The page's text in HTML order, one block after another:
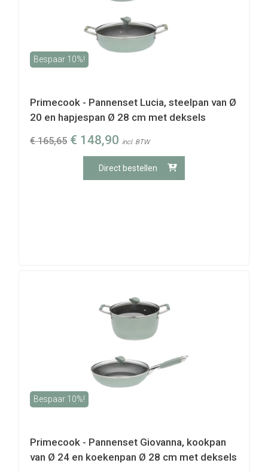
Bespaar 10%!
Primecook - Pannenset Lucia, steelpan van Ø
20 en hapjespan Ø 28 cm met deksels
€ 165,65 € 148,90 incl. BTW
Direct bestellen
Bespaar 10%!
Primecook - Pannenset Giovanna, kookpan
van Ø 24 en koekenpan Ø 28 cm met deksels